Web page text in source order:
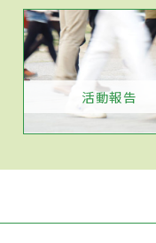
活動報告